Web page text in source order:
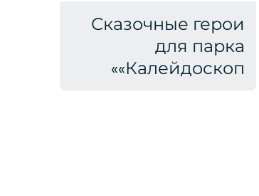
Сказочные герои
для парка
«Калейдоскоп»